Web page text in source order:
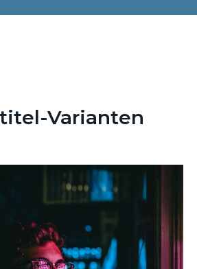
Varianten